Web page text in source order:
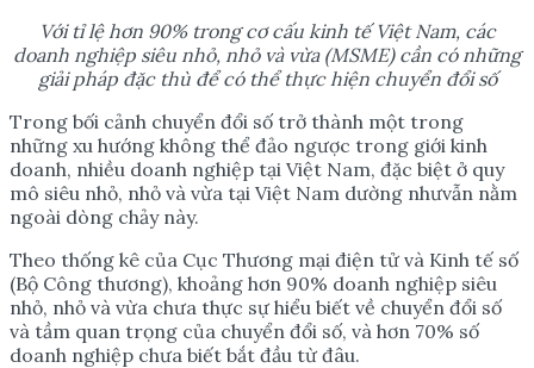
Với tỉlệhơn 90% trong cơcấu kinh tếViệt Nam, các
doanh nghiệp siêu nhỏ, nhỏvà vừa (MSME) cần có những
giải pháp đặc thù đểcó thểthực hiện chuyển đổi số
Trong bối cảnh chuyển đổi số trở thành một trong
những xu hướng không thể đảo ngược trong giới kinh
doanh, nhiều doanh nghiệp tại Việt Nam, đặc biệt ở quy
mô siêu nhỏ, nhỏ và vừa tại Việt Nam dường nhưvẫn nằm
ngoài dòng chảy này.
Theo thống kê của Cục Thương mại điện tử và Kinh tế số
(Bộ Công thương), khoảng hơn 90% doanh nghiệp siêu
nhỏ, nhỏ và vừa chưa thực sự hiểu biết về chuyển đổi số
và tầm quan trọng của chuyển đổi số, và hơn 70% số
doanh nghiệp chưa biết bắt đầu từ đâu.